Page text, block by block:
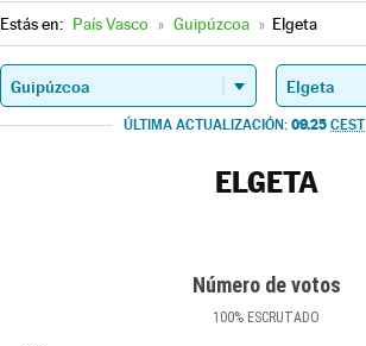
Estás en: País Vasco » Guipúzcoa » Elgeta
ÚLTIMA ACTUALIZACIÓN: 09.25 CEST
ELGETA
Número de votos
100% ESCRUTADO